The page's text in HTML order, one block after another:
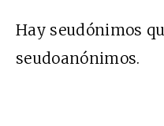
Hay seudónimos
seudoanónimos.